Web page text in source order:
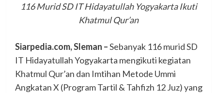
116 Murid SD IT Hidayatullah Yogyakarta Ikuti
Khatmul Qur’an
Siarpedia.com, Sleman –Sebanyak 116 murid SD
IT Hidayatullah Yogyakarta mengikuti kegiatan
Khatmul Qur’an dan Imtihan Metode Ummi
Angkatan X (Program Tartil & Tahfizh 12 Juz) yang